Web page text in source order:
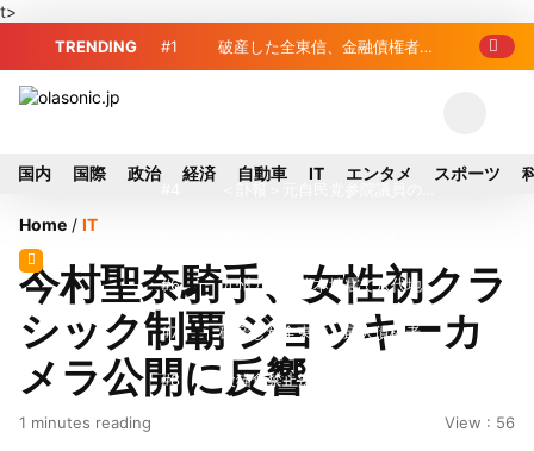
t>
TRENDING #1 破産した全東信、金融債権者リ
の真紀子氏
元社長が取締役に就任—再上場に向け視
界良好
#6 九州ガス、熊本地震で八代地区
のガス供給停止 「2次災害防止」を理
由に
#7 破産した全東信、最大債権者は
近畿産業信組の219億円 地銀やノンバ
#8 犬猫食禁止法案、維新が各党と
国内 国際 政治 経済 自動車 IT エンタメ スポーツ
Home / IT
今村聖奈騎手、女性初クラ
シック制覇 ジョッキーカ
メラ公開に反響
1 minutes reading View : 56